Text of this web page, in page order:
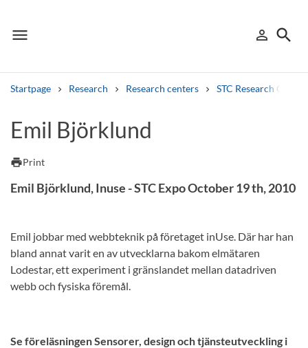
menu
Menu person_outline
Sign in
search
Startpage Research Research centers STC Research Centre
Find courses ans programmes
Search welcomeletters
Library search tool
Emil Björklund
printPrint
Emil Björklund, Inuse -STC Expo October 19 th, 2010
Emil jobbar med webbteknik på företaget inUse. Där har han
bland annat varit en av utvecklarna bakom elmätaren
Lodestar, ett experiment i gränslandet mellan datadriven
webb och fysiska föremål.
Se föreläsningen Sensorer, design och tjänsteutveckling i